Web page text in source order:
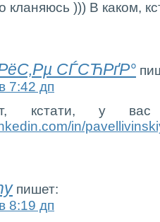
кланяюсь ))) В каком,
СЃСЋРґР°
7:42 дп
кстати, у вас
in/
пишет:
8:19 дп